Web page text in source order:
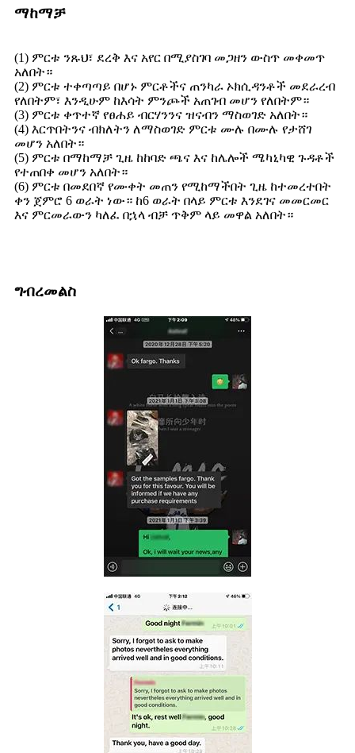
ማከማቻ
(1) ምርቱ ንጹህ፣ ደረቅ እና አየር በሚያስገባ መጋዘን ውስጥ መቀመጥ
አለበት።
(2) ምርቱ ተቀጣጣይ በሆኑ ምርቶችና ጠንካራ ኦክሲዳንቶች መደራረብ
የለበትም፣ እንዲሁም ከእሳት ምንጮች አጠገብ መሆን የለበትም።
(3) ምርቱ ቀጥተኛ የፀሐይ ብርሃንንና ዝናብን ማስወገድ አለበት።
(4) እርጥበትንና ብክለትን ለማስወገድ ምርቱ ሙሉ በሙሉ የታሸገ
መሆን አለበት።
(5) ምርቱ በማከማቻ ጊዜ ከከባድ ጫና እና ከሌሎች ሜካኒካዊ ጉዳቶች
የተጠበቀ መሆን አለበት።
(6) ምርቱ በመደበኛ የሙቀት መጠን የሚከማችበት ጊዜ ከተመረተበት
ቀን ጀምሮ 6 ወራት ነው። ከ6 ወራት በላይ ምርቱ እንደገና መመርመር
እና ምርመራውን ካለፈ በኋላ ብቻ ጥቅም ላይ መዋል አለበት።
ግብረመልስ